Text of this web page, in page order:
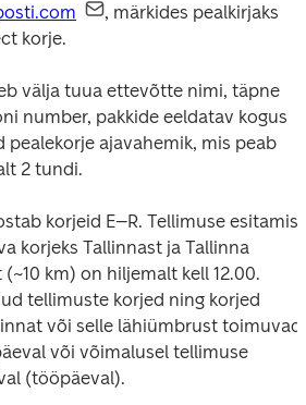
, märkides pealkirjaks
korje.
välja tuua ettevõtte nimi, täpne
number, pakkide eeldatav kogus
pealekorje ajavahemik, mis peab
2 tundi.
korjeid E–R. Tellimuse
korjeks Tallinnast ja Tallinna
km) on hiljemalt kell 12.00.
tellimuste korjed ning korjed
või selle lähiümbrust toimuvad
või võimalusel tellimuse
(tööpäeval).